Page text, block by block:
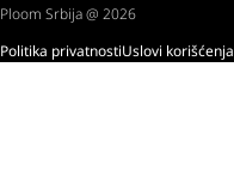
Ploom Srbija @ 2026
Politika privatnostiUslovi korišćenja